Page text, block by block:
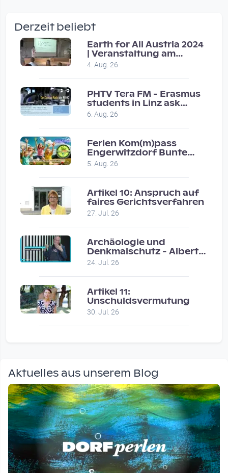
Vor 2 weeks 2 days
Coole Sendung, tolle…
Vor 1 month 1 week
Eure Show war super :-)…
Vor 1 month 2 weeks
Derzeit beliebt
Earth for All Austria 2024
| Veranstaltung am
8.7.2024
4. Aug. 26
PHTV Tera FM - Erasmus
students in Linz ask
people on road for
recommendations
6. Aug. 26
Ferien Kom(m)pass
Engerwitzdorf Bunte
Hundestunde
5. Aug. 26
Artikel 10: Anspruch auf
faires Gerichtsverfahren
27. Jul. 26
Archäologie und
Denkmalschutz - Albert
Neugebauer / Studio
24. Jul. 26
Artikel 11:
Unschuldsvermutung
30. Jul. 26
Aktuelles aus unserem Blog